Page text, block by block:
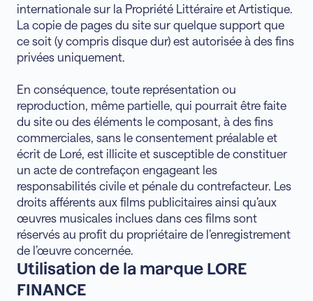
internationale sur la Propriété Littéraire et Artistique.
La copie de pages du site sur quelque support que
ce soit (y compris disque dur) est autorisée à des fins
privées uniquement.
En conséquence, toute représentation ou
reproduction, même partielle, qui pourrait être faite
du site ou des éléments le composant, à des fins
commerciales, sans le consentement préalable et
écrit de Loré, est illicite et susceptible de constituer
un acte de contrefaçon engageant les
responsabilités civile et pénale du contrefacteur. Les
droits afférents aux films publicitaires ainsi qu’aux
œuvres musicales inclues dans ces films sont
réservés au profit du propriétaire de l’enregistrement
de l’œuvre concernée.
Utilisation de la marque LORE
FINANCE